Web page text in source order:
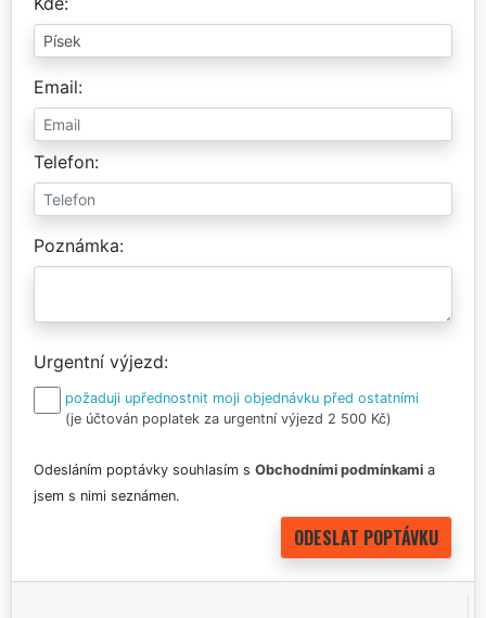
Email
Telefon
Poznámka
Urgentní výjezd
požaduji upřednostnit moji objednávku před ostatními
(je účtován poplatek za urgentní výjezd 2 500 Kč)
Odesláním poptávky souhlasím s Obchodními podmínkami a
jsem s nimi seznámen.